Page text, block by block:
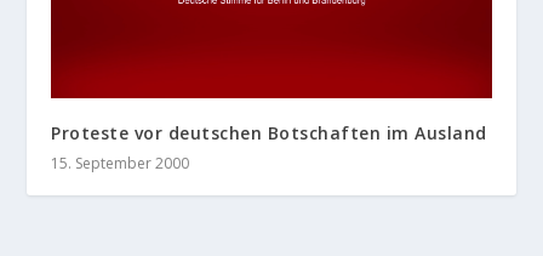
Proteste vor deutschen Botschaften im Ausland
15. September 2000